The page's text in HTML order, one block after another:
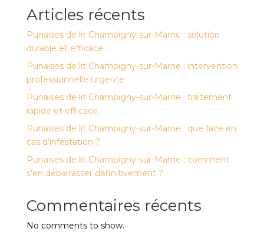
Articles récents
Punaises de lit Champigny-sur-Marne : solution
durable et efficace
Punaises de lit Champigny-sur-Marne : intervention
professionnelle urgente
Punaises de lit Champigny-sur-Marne : traitement
rapide et efficace
Punaises de lit Champigny-sur-Marne : que faire en
cas d’infestation ?
Punaises de lit Champigny-sur-Marne : comment
s’en débarrasser définitivement ?
Commentaires récents
No comments to show.